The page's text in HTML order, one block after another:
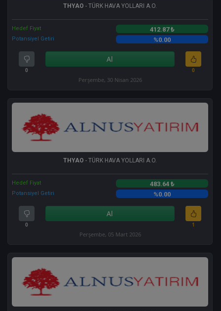
THYAO - TÜRK HAVA YOLLARI A.O.
Hedef Fiyat 412.87 ₺
Potansiyel Getiri %0.00
0
Al
0
Perşembe, 30 Nisan 2026
THYAO - TÜRK HAVA YOLLARI A.O.
Hedef Fiyat 483.64 ₺
Potansiyel Getiri %0.00
0
Al
1
Perşembe, 05 Mart 2026